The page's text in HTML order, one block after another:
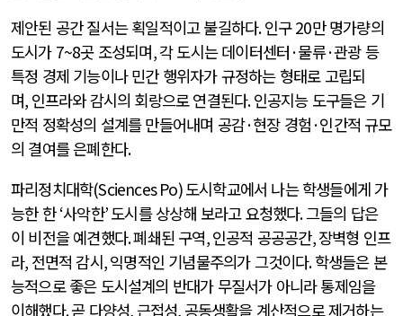
제안된 공간 질서는 획일적이고 불길하다.인구20만 명가량의
도시가 7~8곳 조성되며,각 도시는 데이터센터 ·물류·관광 등
특정 경제 기능이나 민간 행위자가 규정하는 형태로 고립되
며, 인프라와 감시의 회랑으로 연결된다.인공지능 도구들은 기
만적 정확성의 설계를 만들어내며 공감·현장 경험 ·인간적 규모
의 결여를 은폐한다.
파리정치대학(Sciences Po)도시학교에서 나는 학생들에게 가
능한 한‘사악한’도시를 상상해 보라고 요청했다.그들의 답은
이 비전을 예견했다.폐쇄된 구역,인공적 공공공간,장벽형 인프
라, 전면적 감시,익명적인 기념물주의가 그것이다.학생들은 본
능적으로 좋은 도시설계의 반대가 무질서가 아니라 통제임을
이해했다.곧 다양성,근접성, 공동생활을 계산적으로 제거하는